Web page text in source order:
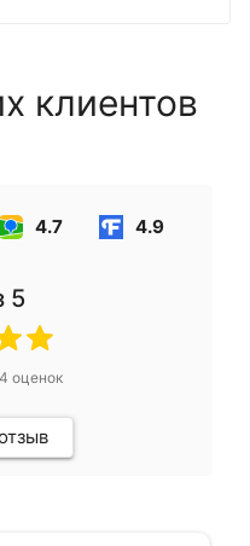
клиентов
4.7 4.9
5
оценок